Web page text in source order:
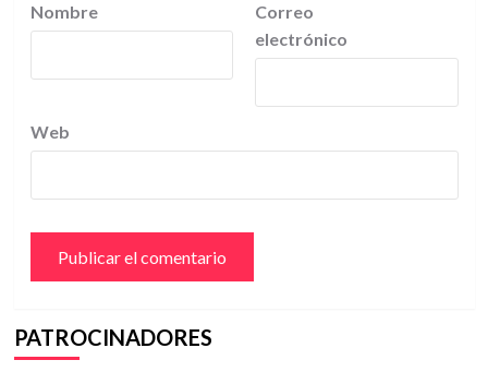
Nombre
Correo
electrónico
Web
PATROCINADORES